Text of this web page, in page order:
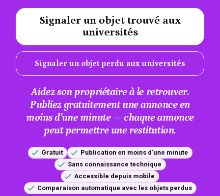
Signaler un objet trouvé aux
universités
Signaler un objet perdu aux universités
#A12AEB
Aidez son propriétaire à le retrouver.
Publiez gratuitement une annonce en
moins d'une minute — chaque annonce
peut permettre une restitution.
Gratuit
Publication en moins d'une minute
Sans connaissance technique
Accessible depuis mobile
Comparaison automatique avec les objets perdus